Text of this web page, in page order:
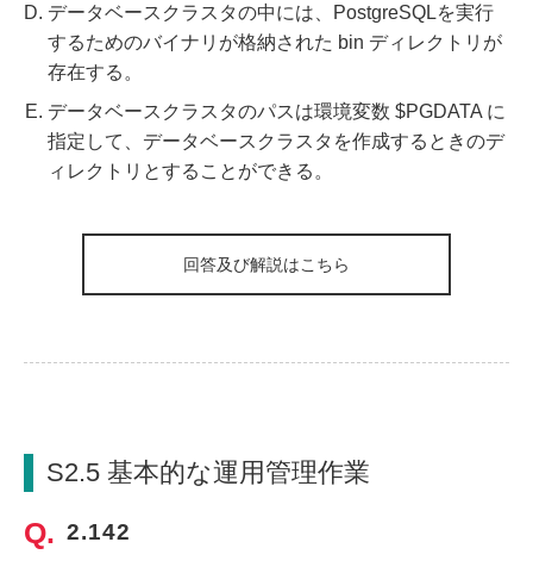
データベースクラスタの中には、PostgreSQLを実行
するためのバイナリが格納された bin ディレクトリが
存在する。
データベースクラスタのパスは環境変数 $PGDATA に
指定して、データベースクラスタを作成するときのデ
ィレクトリとすることができる。
回答及び解説はこちら
S2.5 基本的な運用管理作業
2.142